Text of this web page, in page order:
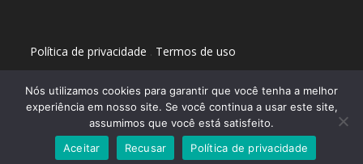
Política de privacidade . Termos de uso
Copyright 2024 - Inteligência Artificial BR - por Billy IA
Nós utilizamos cookies para garantir que você tenha a melhor
experiência em nosso site. Se você continua a usar este site,
assumimos que você está satisfeito.
Aceitar
Recusar Política de privacidade